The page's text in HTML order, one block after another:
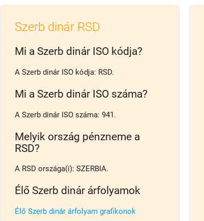
Szerb dinár RSD
Mi a Szerb dinár ISO kódja?
A Szerb dinár ISO kódja: RSD.
Mi a Szerb dinár ISO száma?
A Szerb dinár ISO száma: 941.
Melyik ország pénzneme a
RSD?
A RSD országa(i): SZERBIA.
Élő Szerb dinár árfolyamok
Élő Szerb dinár árfolyam grafikonok